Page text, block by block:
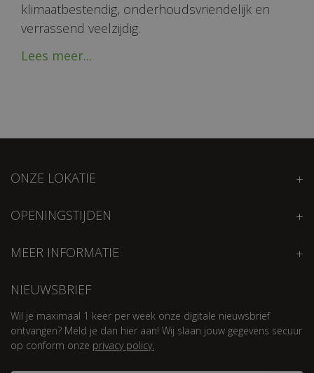
klimaatbestendig, onderhoudsvriendelijk en
verrassend veelzijdig.
Lees meer...
ONZE LOKATIE
OPENINGSTIJDEN
MEER INFORMATIE
NIEUWSBRIEF
Wil je maximaal 1 keer per week onze digitale nieuwsbrief
ontvangen? Meld je dan hier aan! Wij slaan jouw gegevens secuur
op conform onze privacy policy.